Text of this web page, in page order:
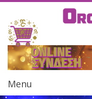
Menu